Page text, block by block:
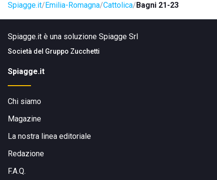
Spiagge.it Emilia-Romagna Cattolica Bagni 21-23
Spiagge.it è una soluzione Spiagge Srl
Società del Gruppo Zucchetti
Spiagge.it
Chi siamo
Magazine
La nostra linea editoriale
Redazione
F.A.Q.